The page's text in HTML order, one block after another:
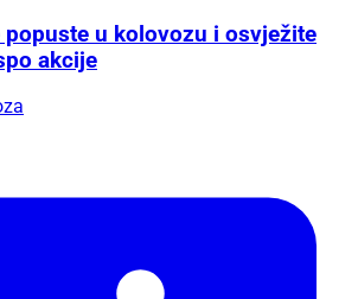
u kolovozu i osvježite
akcije